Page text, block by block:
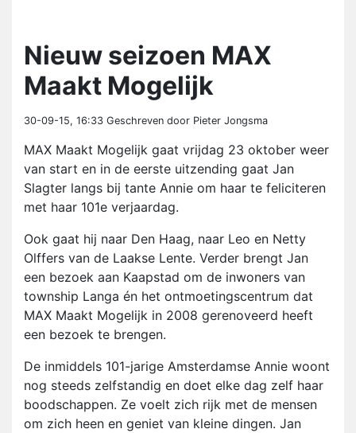
Nieuw seizoen MAX
Maakt Mogelijk
30-09-15, 16:33 Geschreven door Pieter Jongsma
MAX Maakt Mogelijk gaat vrijdag 23 oktober weer
van start en in de eerste uitzending gaat Jan
Slagter langs bij tante Annie om haar te feliciteren
met haar 101e verjaardag.
Ook gaat hij naar Den Haag, naar Leo en Netty
Olffers van de Laakse Lente. Verder brengt Jan
een bezoek aan Kaapstad om de inwoners van
township Langa én het ontmoetingscentrum dat
MAX Maakt Mogelijk in 2008 gerenoveerd heeft
een bezoek te brengen.
De inmiddels 101-jarige Amsterdamse Annie woont
nog steeds zelfstandig en doet elke dag zelf haar
boodschappen. Ze voelt zich rijk met de mensen
om zich heen en geniet van kleine dingen. Jan